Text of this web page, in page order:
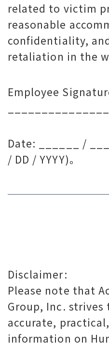
related to victim
reasonable
confidentiality,
retaliation in the
Employee
Date: ______ /
/ DD / YYYY)。
Disclaimer:
Please note that
Group, Inc. strives
accurate,
information on